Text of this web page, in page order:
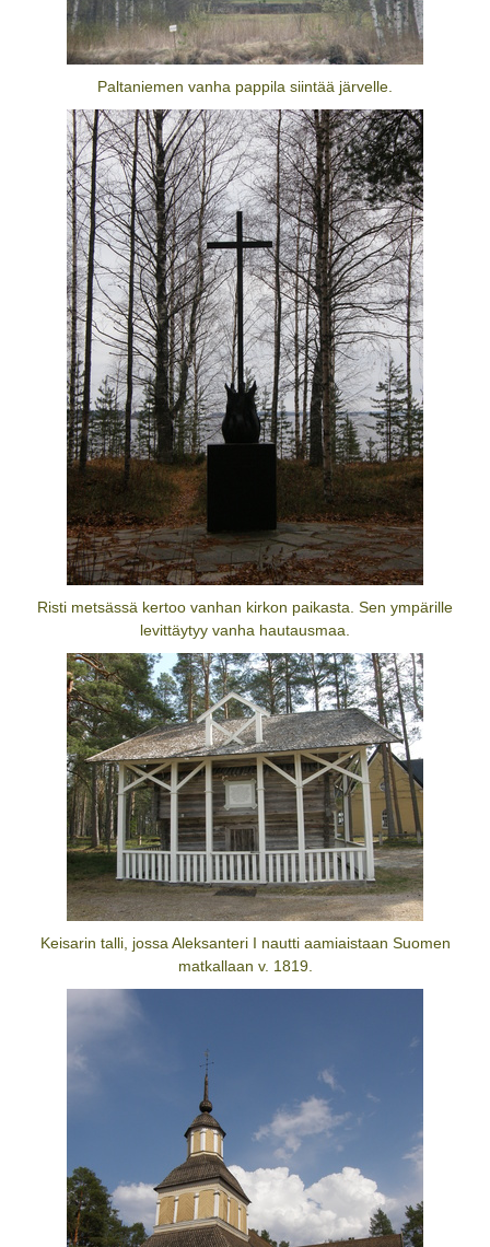
Paltaniemen vanha pappila siintää järvelle.
Risti metsässä kertoo vanhan kirkon paikasta. Sen ympärille
levittäytyy vanha hautausmaa.
Keisarin talli, jossa Aleksanteri I nautti aamiaistaan Suomen
matkallaan v. 1819.